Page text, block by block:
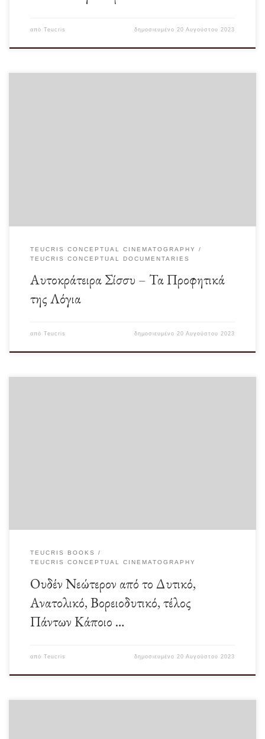
από Teucris δημοσιευμένο20 Αυγούστου 2023
TEUCRIS CONCEPTUAL CINEMATOGRAPHY
TEUCRIS CONCEPTUAL DOCUMENTARIES
Αυτοκράτειρα Σίσσυ – Τα Προφητικά
της Λόγια
από Teucris δημοσιευμένο20 Αυγούστου 2023
TEUCRIS BOOKS
TEUCRIS CONCEPTUAL CINEMATOGRAPHY
Ουδέν Νεώτερον από το Δυτικό,
Ανατολικό, Βορειοδυτικό, τέλος
Πάντων Κάποιο …
από Teucris δημοσιευμένο 20 Αυγούστου 2023